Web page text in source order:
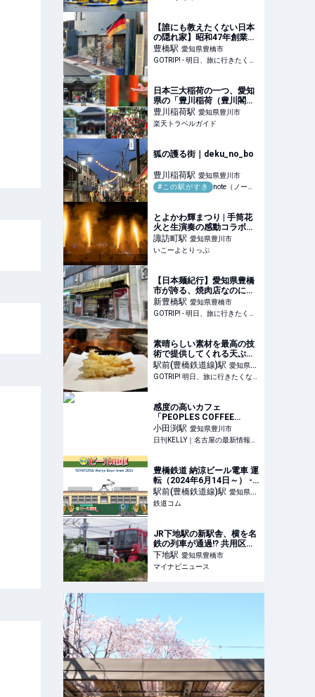
抜群の海で思いっきり遊ぼ
よとりっぷ
【誰にも教えたくない日本
の隠れ家】昭和47年創業！
豊橋の住宅街に佇む隠れ家
ビアホールで味わう絶品ビ
ールとは？ / 愛知県豊橋市
つ）」 - GOTRIP!
豊橋駅 愛知県豊橋市
GOTRIP! - 明日、旅に行きたくなるメディア
日本三大稲荷の一つ、愛知
県の「豊川稲荷（豊川閣妙
厳寺）」へ。境内や授与品
にも、きつねがいっぱい♪
【楽天トラベル】
豊川稲荷駅 愛知県豊川市
楽天トラベルガイド
狐の護る街｜deku_no_bo
豊川稲荷駅 愛知県豊川市
#この駅がすき
note（ノート）
とよかわ輝まつり | 手筒花
火と生演奏の感動コラボ！
愛知・豊川で夏の花火大会 |
愛知県豊川市 | いこーよと
りっぷ
諏訪町駅 愛知県豊川市
いこーよとりっぷ
【日本麺紀行】愛知県豊橋
市が誇る、焼肉店なのに美
味しいラーメンが味わえる
「ファミリーレストラン 平
和園」とは？ - GOTRIP!
新豊橋駅 愛知県豊橋市
GOTRIP! - 明日、旅に行きたくなるメディア
素晴らしい素材を最高の技
術で提供してくれる天ぷら
のお店 / 愛知県豊橋市の
「天源」
駅前(豊橋鉄道線)駅 愛知県豊
橋市
GOTRIP! 明日、旅に行きたくなるメディア
感度の高いカフェ
「PEOPLES COFFEE
PARK」で、アメリカンス
タイルのサラダボウルとコ
ーヒーを堪能【愛知・豊川
の最新情報を毎日配信！
小田渕駅 愛知県豊川市
日刊KELLY｜名古屋の最新情報を毎日配信！
豊橋鉄道 納涼ビール電車 運
転（2024年6月14日～） -
鉄道コム
駅前(豊橋鉄道線)駅 愛知県豊
橋市
鉄道コム
JR下地駅の新駅舎、横を名
鉄の列車が通過!? 共用区間
の歴史を探る
下地駅 愛知県豊橋市
マイナビニュース